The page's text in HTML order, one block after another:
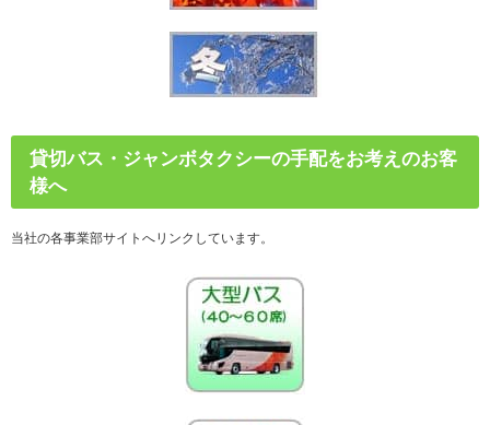
貸切バス・ジャンボタクシーの手配をお考えのお客
様へ
当社の各事業部サイトへリンクしています。